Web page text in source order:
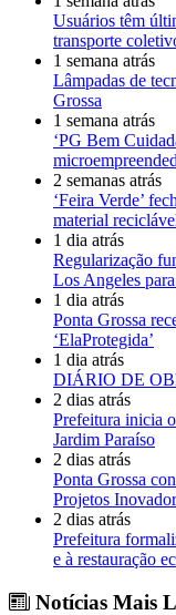
Usuários têm
transporte
1 semana atrás
Lâmpadas de
Grossa
1 semana atrás
‘PG Bem
2 semanas atrás
‘Feira Verde’
material
1 dia atrás
Regularização
Los Angeles
1 dia atrás
Ponta Grossa
‘ElaProtegida’
1 dia atrás
DIÁRIO DE
2 dias atrás
Prefeitura inicia
Jardim Paraíso
2 dias atrás
Ponta Grossa
Projetos
2 dias atrás
Prefeitura
e à restauração
Notícias Mais